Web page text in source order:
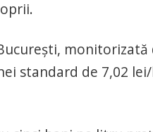
monitorizată
standard de 7,02